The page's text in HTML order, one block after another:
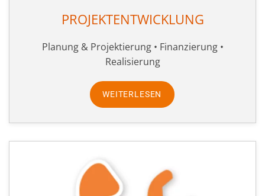
PROJEKTENTWICKLUNG
Planung & Projektierung • Finanzierung •
Realisierung
WEITERLESEN